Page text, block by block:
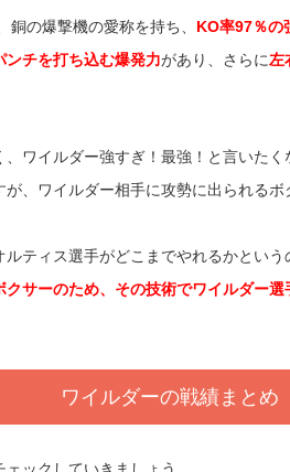
の爆撃機の愛称を持ち、 KO率97％の
チを打ち込む爆発力があり、さらに左
ワイルダー強すぎ！最強！と言いたく
、ワイルダー相手に攻勢に出られるボ
ティス選手がどこまでやれるかという
サーのため、その技術でワイルダー
ワイルダーの戦績まとめ
ックしていきましょう。